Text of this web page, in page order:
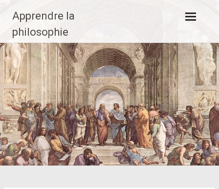
contenu
principal
Apprendre la
philosophie